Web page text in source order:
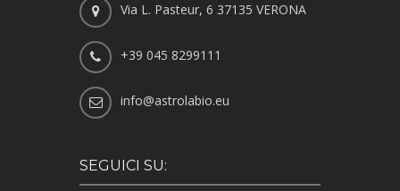
Via L. Pasteur, 6 37135 VERONA
+39 045 8299111
info@astrolabio.eu
SEGUICI SU: